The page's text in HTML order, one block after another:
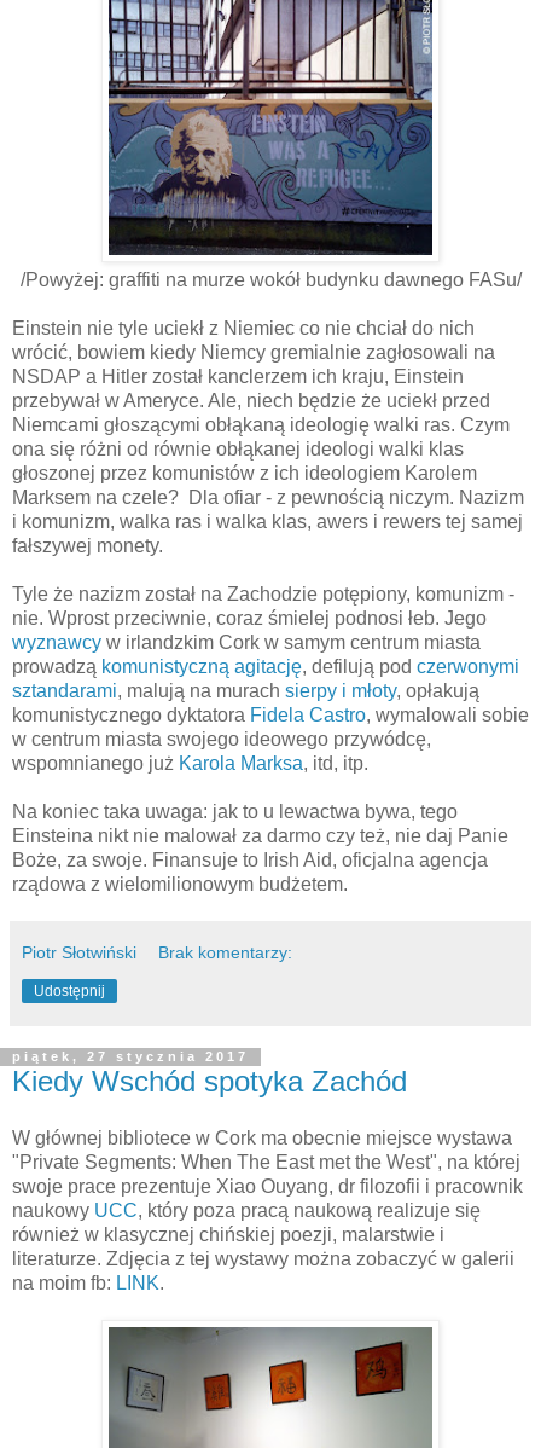
/Powyżej: graffiti na murze wokół budynku dawnego FASu/
Einstein nie tyle uciekł z Niemiec co nie chciał do nich
wrócić, bowiem kiedy Niemcy gremialnie zagłosowali na
NSDAP a Hitler został kanclerzem ich kraju, Einstein
przebywał w Ameryce. Ale, niech będzie że uciekł przed
Niemcami głoszącymi obłąkaną ideologię walki ras. Czym
ona się różni od równie obłąkanej ideologi walki klas
głoszonej przez komunistów z ich ideologiem Karolem
Marksem na czele? Dla ofiar - z pewnością niczym. Nazizm
i komunizm, walka ras i walka klas, awers i rewers tej samej
fałszywej monety.
Tyle że nazizm został na Zachodzie potępiony, komunizm -
nie. Wprost przeciwnie, coraz śmielej podnosi łeb. Jego
wyznawcy w irlandzkim Cork w samym centrum miasta
prowadzą komunistyczną agitację, defilują pod czerwonymi
sztandarami, malują na murach sierpy i młoty, opłakują
komunistycznego dyktatora Fidela Castro, wymalowali sobie
w centrum miasta swojego ideowego przywódcę,
wspomnianego już Karola Marksa, itd, itp.
Na koniec taka uwaga: jak to u lewactwa bywa, tego
Einsteina nikt nie malował za darmo czy też, nie daj Panie
Boże, za swoje. Finansuje to Irish Aid, oficjalna agencja
rządowa z wielomilionowym budżetem.
Piotr Słotwiński Brak komentarzy:
Udostępnij
piątek, 27 stycznia 2017
Kiedy Wschód spotyka Zachód
W głównej bibliotece w Cork ma obecnie miejsce wystawa
"Private Segments: When The East met the West", na której
swoje prace prezentuje Xiao Ouyang, dr filozofii i pracownik
naukowy UCC, który poza pracą naukową realizuje się
również w klasycznej chińskiej poezji, malarstwie i
literaturze. Zdjęcia z tej wystawy można zobaczyć w galerii
na moim fb: LINK.